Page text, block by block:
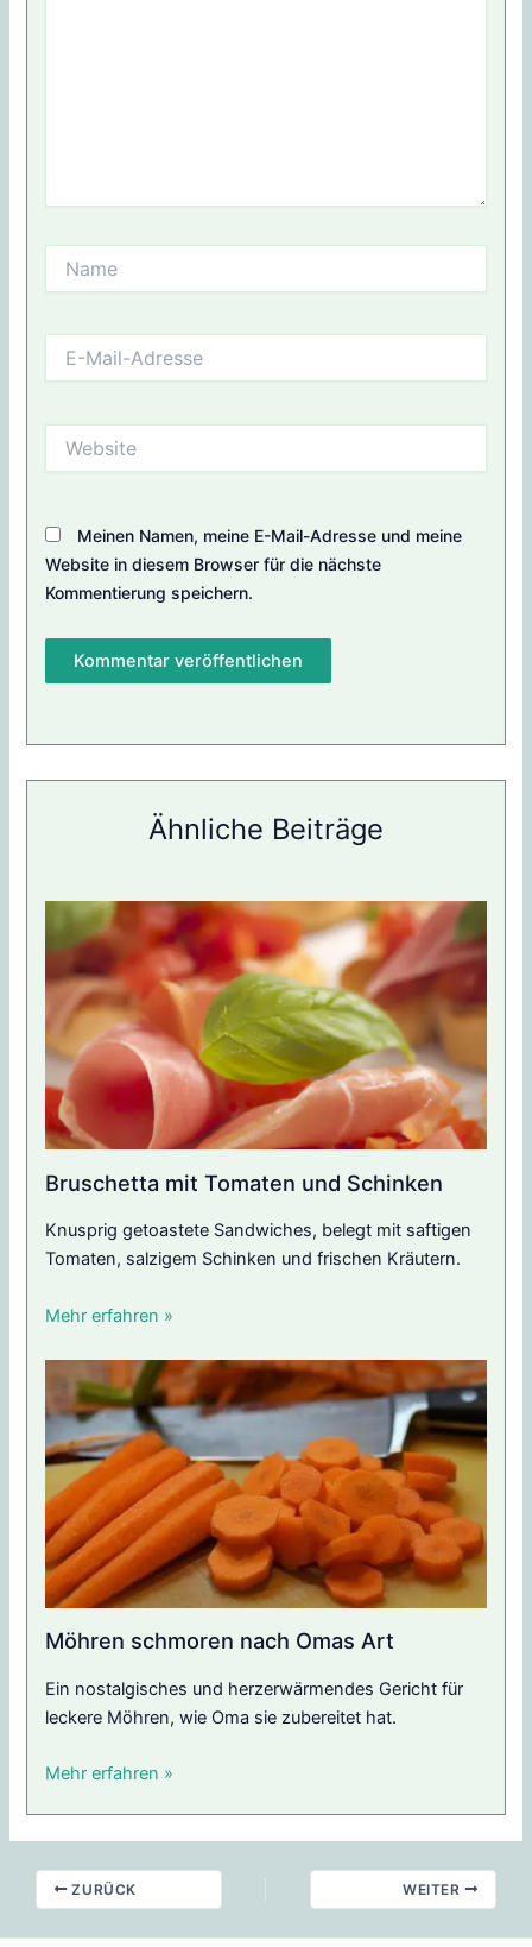
Mail-
Meinen Namen, meine E-Mail-Adresse und meine
Website in diesem Browser für die nächste
Kommentierung speichern.
Ähnliche Beiträge
Bruschetta mit Tomaten und Schinken
Knusprig getoastete Sandwiches, belegt mit saftigen
Tomaten, salzigem Schinken und frischen Kräutern.
Mehr erfahren »
Möhren schmoren nach Omas Art
Ein nostalgisches und herzerwärmendes Gericht für
leckere Möhren, wie Oma sie zubereitet hat.
Mehr erfahren »
ZURÜCK WEITER